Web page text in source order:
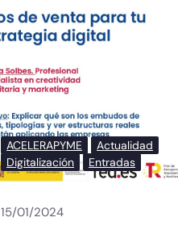
ACELERAPYME
Actualidad
Digitalización
Entradas
15/01/2024